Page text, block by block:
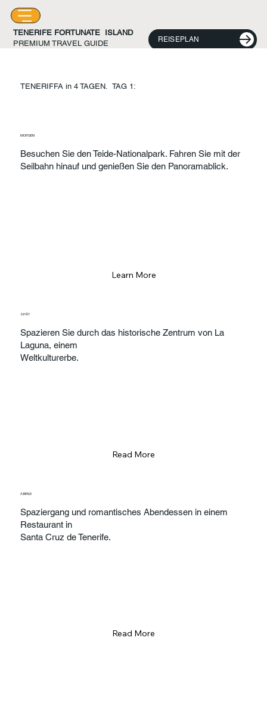
REISEPLAN
TENERIFE FORTUNATE ISLAND
PREMIUM TRAVEL GUIDE
TENERIFFA in 4 TAGEN. TAG 1:
MORGEN
Besuchen Sie den Teide-Nationalpark. Fahren Sie mit der
Seilbahn hinauf und genießen Sie den Panoramablick.
Learn More
SPÄT
Spazieren Sie durch das historische Zentrum von La
Laguna, einem
Weltkulturerbe.
Read More
ABEND
Spaziergang und romantisches Abendessen in einem
Restaurant in
Santa Cruz de Tenerife.
Read More